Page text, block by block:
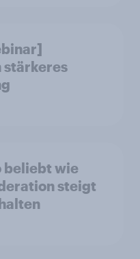
stärkeres
beliebt wie
steigt